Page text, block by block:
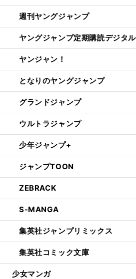
週刊ヤングジャンプ
ヤングジャンプ定期購読デジタル
ヤンジャン！
となりのヤングジャンプ
グランドジャンプ
ウルトラジャンプ
少年ジャンプ+
ジャンプTOON
ZEBRACK
S-MANGA
集英社ジャンプリミックス
集英社コミック文庫
少女マンガ